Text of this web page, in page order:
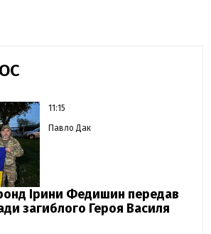
11:15
Павло Дак
Ірини Федишин передав
загиблого Героя Василя